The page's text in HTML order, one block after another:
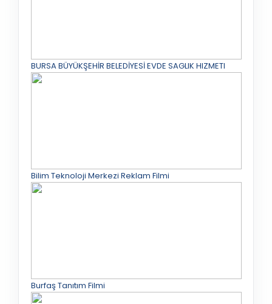
BURSA BÜYÜKŞEHİR BELEDİYESİ EVDE SAGLIK HIZMETI
Bilim Teknoloji Merkezi Reklam Filmi
Burfaş Tanıtım Filmi